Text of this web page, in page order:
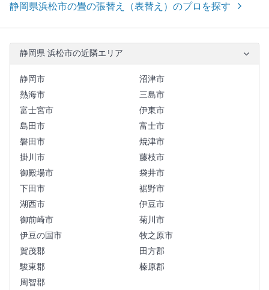
静岡県浜松市の畳の張替え（表替え）のプロを探す
静岡県 浜松市の近隣エリア
静岡市
沼津市
熱海市
三島市
富士宮市
伊東市
島田市
富士市
磐田市
焼津市
掛川市
藤枝市
御殿場市
袋井市
下田市
裾野市
湖西市
伊豆市
御前崎市
菊川市
伊豆の国市
牧之原市
賀茂郡
田方郡
駿東郡
榛原郡
周智郡